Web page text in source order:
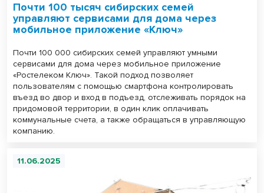
Почти 100 тысяч сибирских семей
управляют сервисами для дома через
мобильное приложение «Ключ»
Почти 100 000 сибирских семей управляют умными
сервисами для дома через мобильное приложение
«Ростелеком Ключ». Такой подход позволяет
пользователям с помощью смартфона контролировать
въезд во двор и вход в подъезд, отслеживать порядок на
придомовой территории, в один клик оплачивать
коммунальные счета, а также обращаться в управляющую
компанию.
11.06.2025